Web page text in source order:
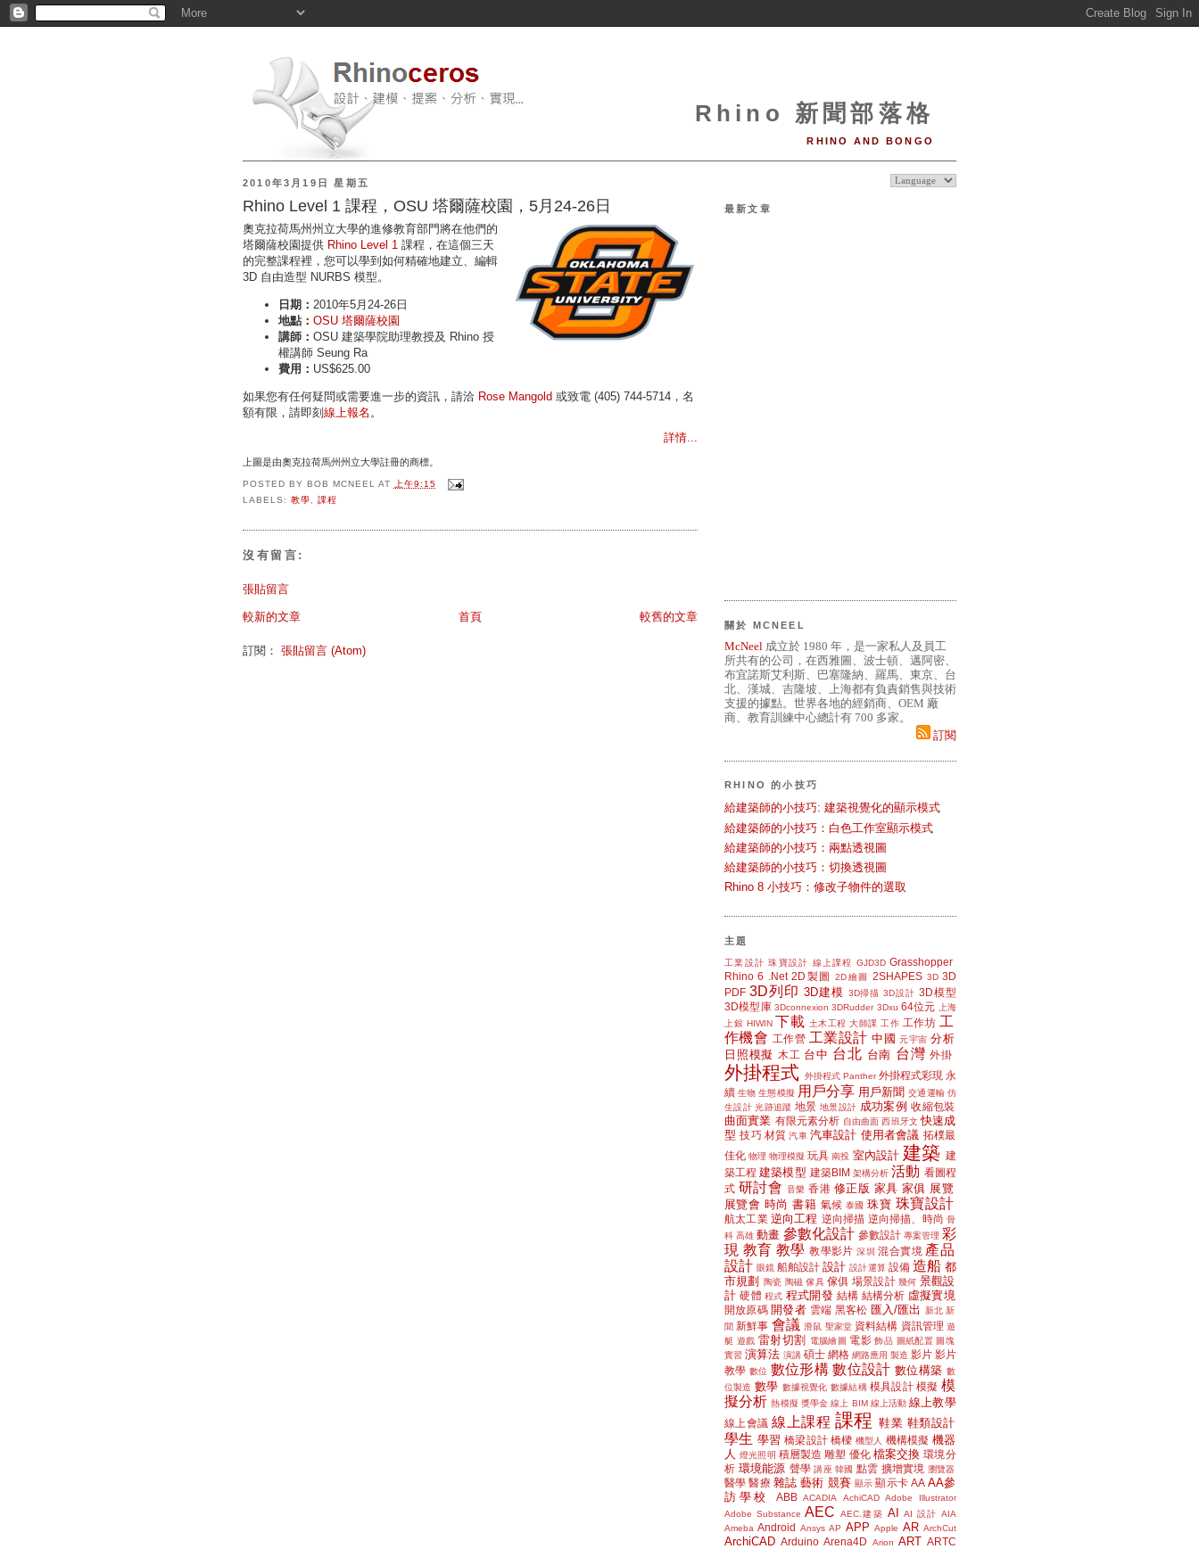
Rhino 新聞部落格
RHINO AND BONGO
2010年3月19日 星期五
Rhino Level 1 課程，OSU 塔爾薩校園，5月24-26日
奧克拉荷馬州州立大學的進修教育部門將在他們的
塔爾薩校園提供 Rhino Level 1 課程，在這個三天
的完整課程裡，您可以學到如何精確地建立、編輯
3D 自由造型 NURBS 模型。
日期： 2010年5月24-26日
地點： OSU 塔爾薩校園
講師： OSU 建築學院助理教授及 Rhino 授
權講師 Seung Ra
費用： US$625.00
如果您有任何疑問或需要進一步的資訊，請洽 Rose Mangold 或致電 (405) 744-5714，名
額有限，請即刻 線上報名 。
詳情...
上圖是由奧克拉荷馬州州立大學註冊的商標。
POSTED BY BOB MCNEEL AT
上午9:15
LABELS: 教學 課程
沒有留言:
張貼留言
較新的文章 較舊的文章
首頁
訂閱： 張貼留言 (Atom)
最新文章
關於 MCNEEL
McNeel 成立於 1980 年，是一家私人及員工
所共有的公司，在西雅圖、波士頓、邁阿密、
布宜諾斯艾利斯、巴塞隆納、羅馬、東京、台
北、漢城、吉隆坡、上海都有負責銷售與技術
支援的據點。世界各地的經銷商、OEM 廠
商、教育訓練中心總計有 700 多家。
訂閱
RHINO 的小技巧
給建築師的小技巧: 建築視覺化的顯示模式
給建築師的小技巧：白色工作室顯示模式
給建築師的小技巧：兩點透視圖
給建築師的小技巧：切換透視圖
Rhino 8 小技巧：修改子物件的選取
主題
工業設計 珠寶設計 線上課程 GJD3D Grasshopper
Rhino 6
.Net 2D製圖 2D繪圖 2SHAPES 3D 3D
PDF 3D列印 3D建模 3D掃描 3D設計 3D模型
3D模型庫 3Dconnexion 3DRudder 3Dxu 64位元
上海
上銀 HIWIN 下載 土木工程 大師課 工作 工作坊 工
作機會 工作營 工業設計 中國 元宇宙 分析
日照模擬
木工 台中 台北 台南 台灣 外掛
外掛程式 外掛程式 Panther 外掛程式彩現 永
續 生物 生態模擬 用戶分享 用戶新聞 交通運輸 仿
生設計 光跡追蹤 地景 地景設計 成功案例 收縮包裝
曲面實業 有限元素分析 自由曲面 西班牙文 快速成
型 技巧 材質 汽車 汽車設計 使用者會議 拓樸最
佳化 物理 物理模擬 玩具 南投 室內設計 建築 建
築工程 建築模型 建築BIM 架構分析 活動 看圖程
式 研討會 音樂 香港 修正版 家具 家俱 展覽
展覽會 時尚 書籍 氣候 泰國 珠寶 珠寶設計
航太工業 逆向工程 逆向掃描 逆向掃描、時尚 骨
科 高雄 動畫 參數化設計 參數設計 專案管理 彩
現 教育 教學 教學影片 深圳 混合實境 產品
設計 眼鏡 船舶設計 設計 設計運算 設備 造船 都
市規劃
陶瓷 陶磁 傢具 傢俱 場景設計 幾何 景觀設
計 硬體 程式 程式開發 結構 結構分析 虛擬實境
開放原碼 開發者 雲端 黑客松 匯入/匯出 新北 新
聞 新鮮事 會議 滑鼠 聖家堂 資料結構 資訊管理 遊
艇 遊戲 雷射切割 電腦繪圖 電影 飾品 圖紙配置 圖塊
實習 演算法 演講 碩士 網格 網路應用 製造 影片 影片
教學 數位 數位形構 數位設計 數位構築 數
位製造 數學 數據視覺化 數據結構 模具設計 模擬 模
擬分析 熱模擬 獎學金 線上 BIM 線上活動 線上教學
線上會議 線上課程 課程 鞋業 鞋類設計
學生 學習 橋梁設計 橋樑 機型人 機構模擬 機器
人
燈光照明 積層製造 雕塑 優化 檔案交換 環境分
析 環境能源 聲學 講座 韓國 點雲 擴增實境 瀏覽器
醫學 醫療 雜誌 藝術 競賽 顯示 顯示卡 AA AA參
訪學校
ABB ACADIA AchiCAD
Adobe Illustrator
Adobe Substance AEC AEC.建築 AI AI 設計 AIA
Ameba Android Ansys AP APP Apple AR ArchCut
ArchiCAD Arduino Arena4D Arion ART ARTC